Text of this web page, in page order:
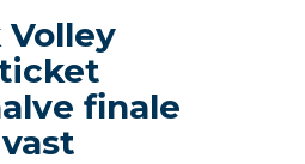
Volley
finale